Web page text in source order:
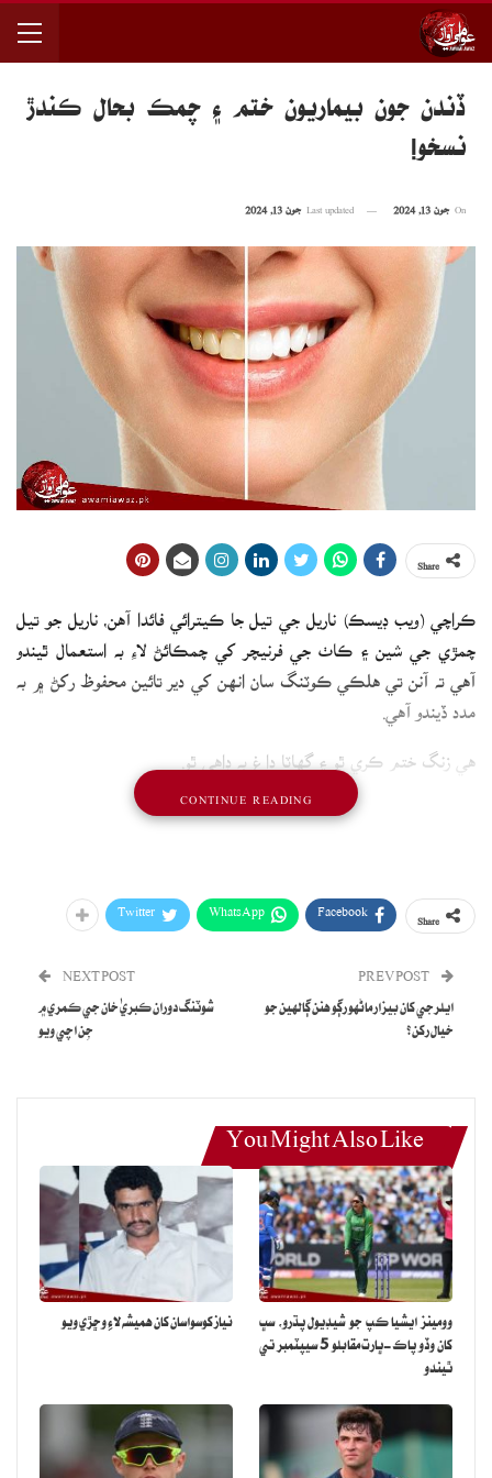
ڏندن جون بيماريون ختم ۽ چمڪ بحال ڪندڙ
نسخو!
ڪراچي (ويب ڊيسڪ) ناريل جي تيل جا ڪيترائي فائدا آهن، ناريل جو تيل
چمڙي جي شين ۽ ڪاٺ جي فرنيچر کي چمڪائڻ لاءِ به استعمال ٿيندو
آهي ته آنن تي هلڪي ڪوٽنگ سان انهن کي دير تائين محفوظ رکڻ ۾ به
مدد ڏيندو آهي.
هي زنگ ختم ڪري ٿو ۽ گهاٽا داغ به ڊاهي ٿو.
ماڻهو ناريل جي تيل کي گاڏين تي رهڙون صاف ڪرڻ ۽ ٿانون جي ڪوٽنگ
مائڪرو بيل ۽ اينٽي آڪسيڊنٽ صحت لاءِ فائديمند آهن.
ڏندن جي بيمارين کان ڇوٽڪاري لاءِ هن جو استعمال سولو آهي.
ڇڏجن.
باقاعدگي سان برش نه ڪرڻ سان ڏندن ۾ غذا جا ذرا ڦاسي پوندا آهن انهن
تي ڄميل مير ۾ جيوڙا به ٿي پوندا آهن جن جي ڪري ڏندن جي چمڪ
ختم ٿي ويندي آهي.
ان صورت ۾ ناريل جي تيل جون غرڙيون ڪرڻ ڪارائتو ثابت ٿئي ٿو.
ڇو ته غرڙي سان ناريل جو تيل وات ۾ جذب ٿي سوڄ گهٽائي ٿو ۽ ڏندن ۾
ان کانسواءِ ساهه کي خوشگوار ڪري ٿو ۽ مهارن جي حفاظت سان گڏوگڏ
ڏندن کي ڳرڻ يا ڀرڻ کان به بچائي ٿو.
Facebook
WhatsApp
Twitter
ايلرجي کان بيزار ماڻهو رڳو هنن ڳالهين جو
خيال رکن؟
NEXT POST
شوٽنگ دوران ڪبريٰ خان جي ڪمري ۾
جِن اچي ويو
You Might Also Like
وومينز ايشيا ڪپ جو شيڊيول پڌرو، سڀ
کان وڏو پاڪ-ڀارت مقابلو 5 سيپٽمبر تي
ٿيندو
نياز کوسواسان کان هميشه لاءِ وڇڙي ويو